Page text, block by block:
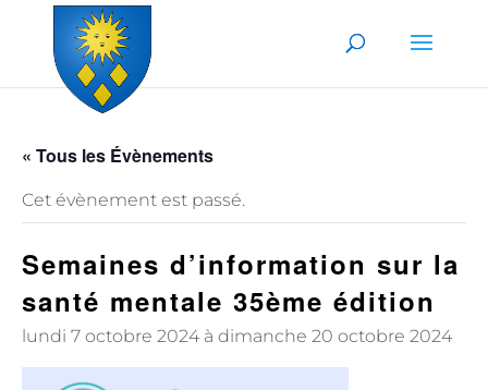
Skip to content
« Tous les Évènements
Cet évènement est passé.
Semaines d’information sur la
santé mentale 35ème édition
lundi 7 octobre 2024à dimanche 20 octobre 2024